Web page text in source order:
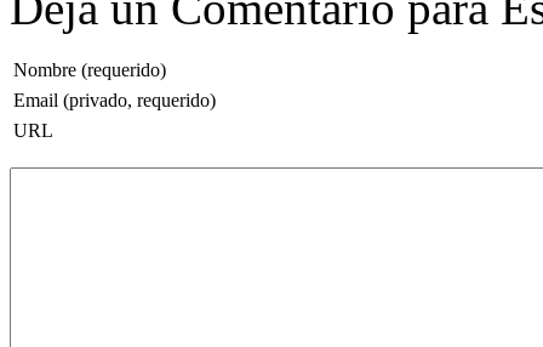
Nombre (requerido)
Email (privado, requerido)
URL